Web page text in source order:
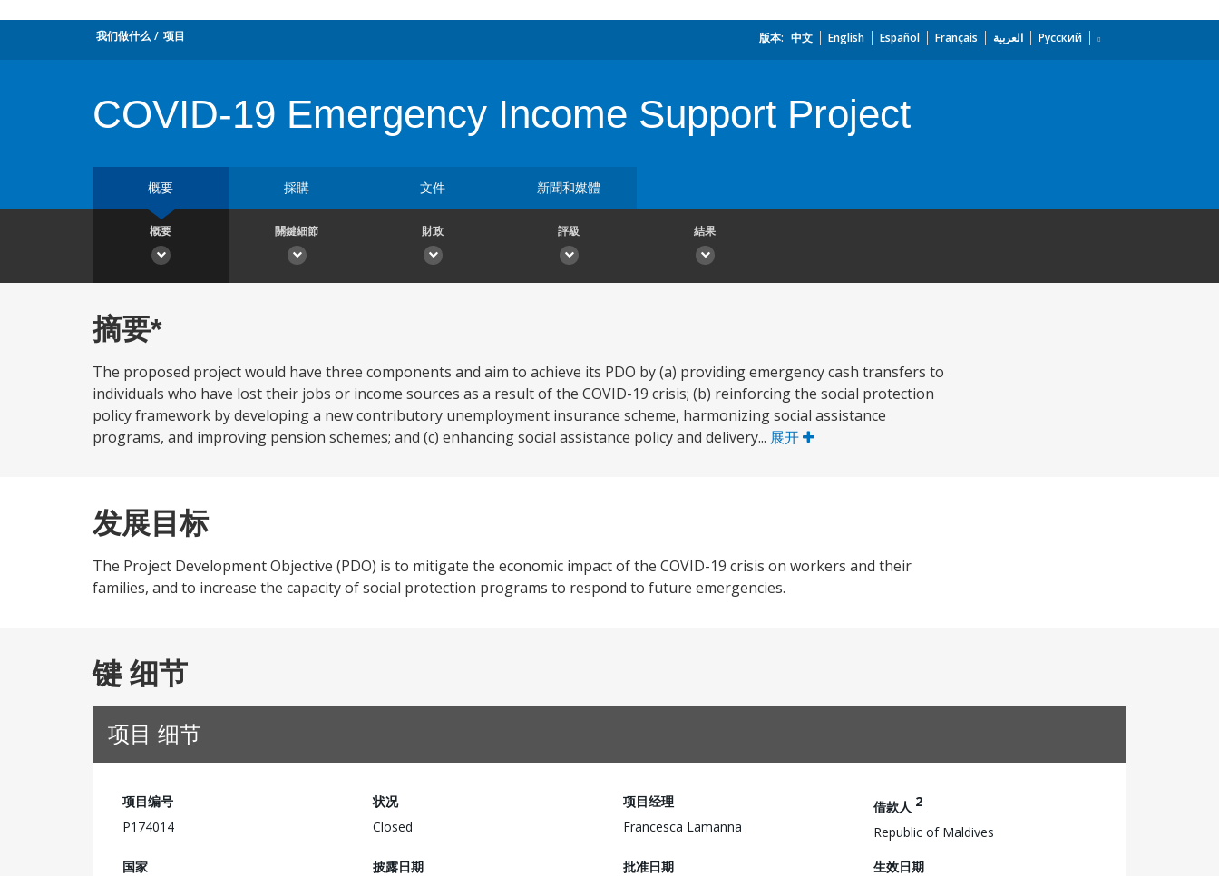
我们做什么 项目 版本: 中文 English Español Français العربية Русский
COVID-19 Emergency Income Support Project
概要 採購 文件 新聞和媒體
概要 關鍵細節 財政 評級 結果
摘要*
The proposed project would have three components and aim to achieve its PDO by (a) providing emergency cash transfers to
individuals who have lost their jobs or income sources as a result of the COVID-19 crisis; (b) reinforcing the social protection
policy framework by developing a new contributory unemployment insurance scheme, harmonizing social assistance
programs, and improving pension schemes; and (c) enhancing social assistance policy and delivery... 展开
发展目标
The Project Development Objective (PDO) is to mitigate the economic impact of the COVID-19 crisis on workers and their
families, and to increase the capacity of social protection programs to respond to future emergencies.
键 细节
项目 细节
项目编号
P174014
状况
Closed
项目经理
Francesca Lamanna
借款人 2
Republic of Maldives
国家
披露日期
批准日期
生效日期